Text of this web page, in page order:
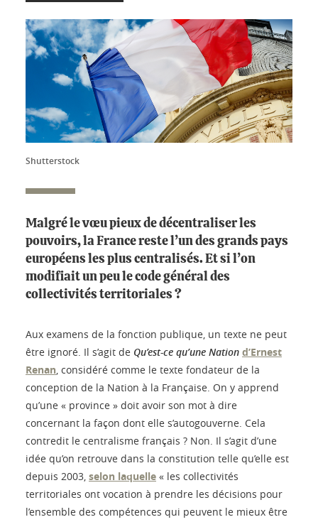
Shutterstock
Malgré le vœu pieux de décentraliser les
pouvoirs, la France reste l’un des grands pays
européens les plus centralisés. Et si l’on
modifiait un peu le code général des
collectivités territoriales ?
Aux examens de la fonction publique, un texte ne peut
être ignoré. Il s’agit de Qu’est-ce qu’une Nation d’Ernest
Renan, considéré comme le texte fondateur de la
conception de la Nation à la Française. On y apprend
qu’une « province » doit avoir son mot à dire
concernant la façon dont elle s’autogouverne. Cela
contredit le centralisme français ? Non. Il s’agit d’une
idée qu’on retrouve dans la constitution telle qu’elle est
depuis 2003, selon laquelle « les collectivités
territoriales ont vocation à prendre les décisions pour
l’ensemble des compétences qui peuvent le mieux être